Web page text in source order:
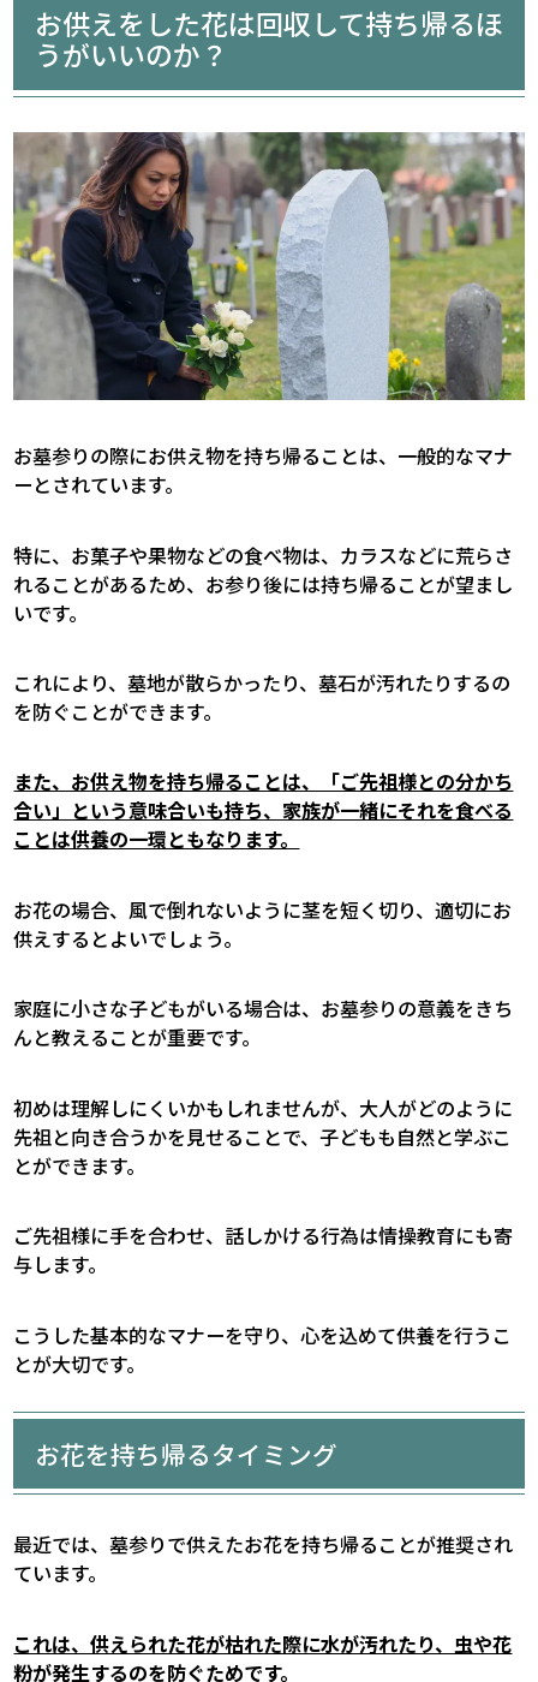
お供えをした花は回収して持ち帰るほ
うがいいのか？
お墓参りの際にお供え物を持ち帰ることは、一般的なマナ
ーとされています。
特に、お菓子や果物などの食べ物は、カラスなどに荒らさ
れることがあるため、お参り後には持ち帰ることが望まし
いです。
これにより、墓地が散らかったり、墓石が汚れたりするの
を防ぐことができます。
また、お供え物を持ち帰ることは、「ご先祖様との分かち
合い」という意味合いも持ち、家族が一緒にそれを食べる
ことは供養の一環ともなります。
お花の場合、風で倒れないように茎を短く切り、適切にお
供えするとよいでしょう。
家庭に小さな子どもがいる場合は、お墓参りの意義をきち
んと教えることが重要です。
初めは理解しにくいかもしれませんが、大人がどのように
先祖と向き合うかを見せることで、子どもも自然と学ぶこ
とができます。
ご先祖様に手を合わせ、話しかける行為は情操教育にも寄
与します。
こうした基本的なマナーを守り、心を込めて供養を行うこ
とが大切です。
お花を持ち帰るタイミング
最近では、墓参りで供えたお花を持ち帰ることが推奨され
ています。
これは、供えられた花が枯れた際に水が汚れたり、虫や花
粉が発生するのを防ぐためです。